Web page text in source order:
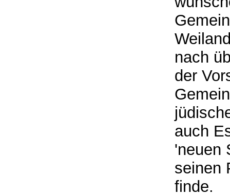
nach
der
auch
'neuen
seinen
finde.